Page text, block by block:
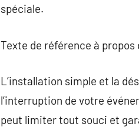
spéciale.
Texte de référence à propos
L’installation simple et la
l’interruption de votre
peut limiter tout souci et